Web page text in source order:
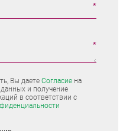
Вы даете Согласиена
и получение
в соответствии с